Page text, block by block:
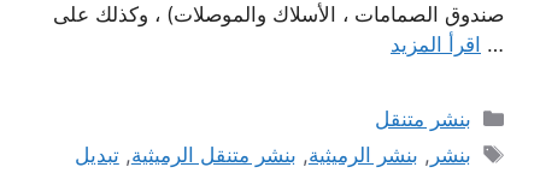
صندوق الصمامات ، الأسلاك والموصلات) ، وكذلك على
… اقرأ المزيد
التصنيفات
بنشر متنقل
الوسوم
بنشر , بنشر الرميثية, بنشر متنقل الرميثية,تبديل